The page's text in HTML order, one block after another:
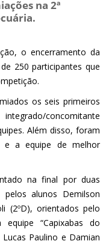
na 2ª
o encerramento da
250 participantes que
os seis primeiros
concomitante
Além disso, foram
e a equipe de melhor
na final por duas
pelos alunos Demilson
(2ºD), orientados pelo
“Capixabas do
Paulino e Damian